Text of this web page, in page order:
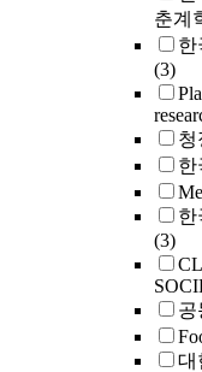
춘계
한
(3)
청
한
한
(3)
공
대